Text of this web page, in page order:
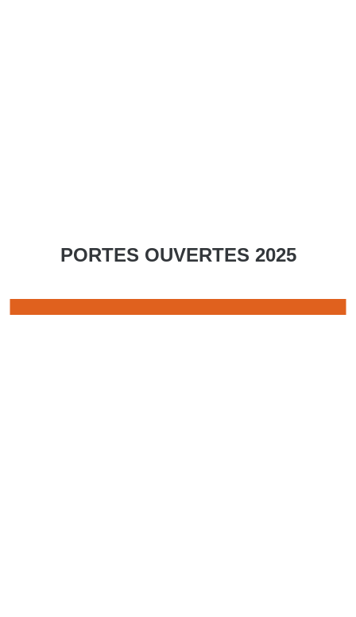
PORTES OUVERTES 2025